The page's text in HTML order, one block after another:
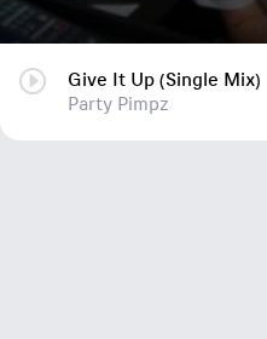
Give It Up (Single Mix)
Party Pimpz